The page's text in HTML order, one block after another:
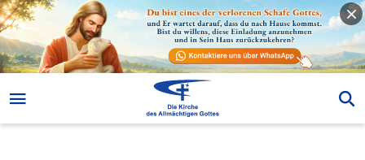
42. Wie ich meine Eifersucht überwand